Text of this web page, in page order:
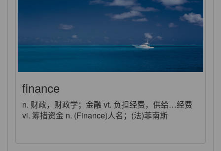
finance
n. 财政，财政学；金融 vt. 负担经费，供给…经费
vi. 筹措资金 n. (Finance)人名；(法)菲南斯